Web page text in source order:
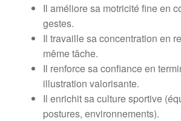
Il améliore sa motricité fine en
gestes.
Il travaille sa concentration en
même tâche.
Il renforce sa confiance en
illustration valorisante.
Il enrichit sa culture sportive
postures, environnements).